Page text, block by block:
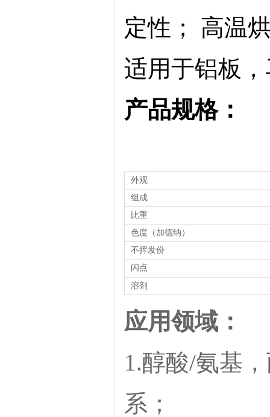
定性； 高温
适用于铝板
产品规格：
外观
组成
比重
色度（加德纳）
不挥发份
闪点
溶剂
应用领域：
1.醇酸/氨基
系；